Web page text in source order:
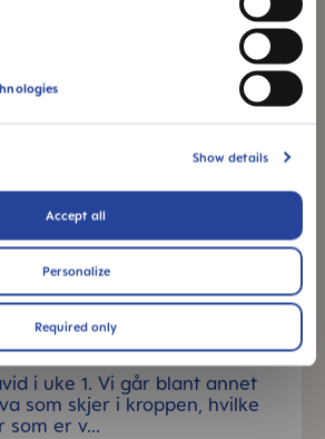
Show details
Accept all
Personalize
Required only
1
i uke 1. Vi går blant annet
som skjer i kroppen, hvilke
som er v...